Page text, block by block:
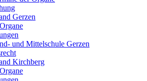
Gerzen
und Mittelschule Gerzen
Kirchberg